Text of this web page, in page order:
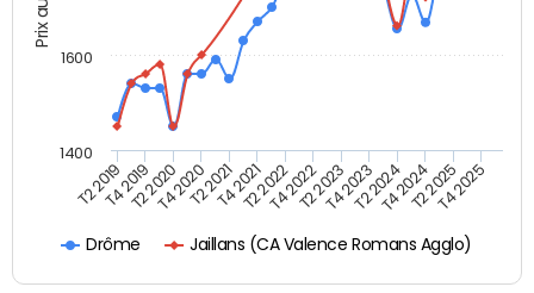
Drôme Jaillans (CA Valence Romans Agglo)
T2 2019T4 2019T2 2020T4 2020T2 2021T4 2021T2 2022T4 2022T2 2023T4 2023T2 2024T4 2024T2 2025T4 2025
1400
1600